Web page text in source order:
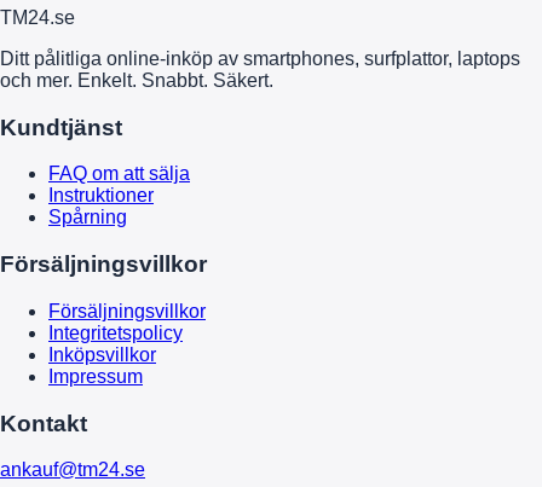
TM24.se
Ditt pålitliga online-inköp av smartphones, surfplattor, laptops
och mer. Enkelt. Snabbt. Säkert.
Kundtjänst
FAQ om att sälja
Instruktioner
Spårning
Försäljningsvillkor
Försäljningsvillkor
Integritetspolicy
Inköpsvillkor
Impressum
Kontakt
ankauf@tm24.se